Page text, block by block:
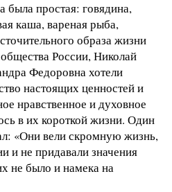
была простая: говядина,
каша, вареная рыба,
образа жизни
России, Николай
Федоровна хотели
настоящих ценностей и
нравственное и духовное
в их короткой жизни. Один
«Они вели скромную жизнь,
и не придавали значения
не было и намека на